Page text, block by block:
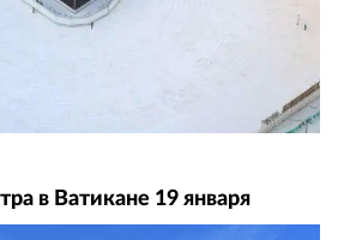
в Ватикане 19 января